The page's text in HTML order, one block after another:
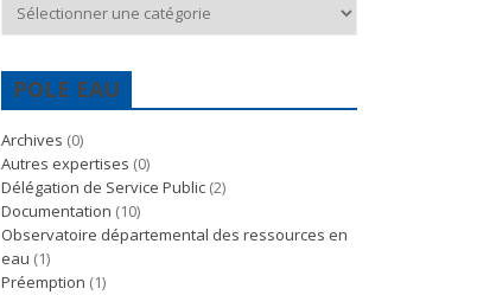
POLE EAU
Archives (0)
Autres expertises (0)
Délégation de Service Public (2)
Documentation (10)
Observatoire départemental des ressources en
eau (1)
Préemption (1)